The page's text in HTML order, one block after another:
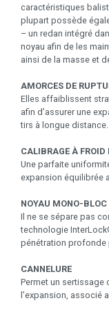
caractéristiques
plupart possède
– un redan intégré
noyau afin de les
ainsi de la masse et
AMORCES DE
Elles affaiblissent
afin d’assurer une
tirs à longue distance.
CALIBRAGE À FROID
Une parfaite
expansion équilibrée
NOYAU MONO-BLOC
Il ne se sépare pas
technologie
pénétration profonde
CANNELURE
Permet un sertissage
l’expansion, associé